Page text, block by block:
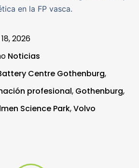
en la FP vasca.
2026
Noticias
Centre Gothenburg,
profesional, Gothenburg,
Science Park,Volvo